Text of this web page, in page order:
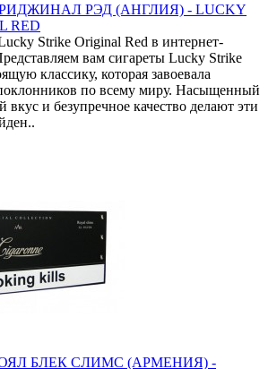
РЭД (АНГЛИЯ) - LUCKY
RED
Strike Original Red в интернет-
вам сигареты Lucky Strike
классику, которая завоевала
по всему миру. Насыщенный
вкус и безупречное качество делают эти
БЛЕК СЛИМС (АРМЕНИЯ) -